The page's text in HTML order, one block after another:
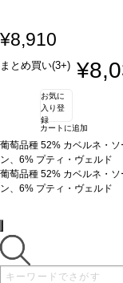
¥8,910
まとめ買い(3+)
お気に
入り登
録
カートに追加
葡萄品種 52% カベルネ・
ン、6% プティ・ヴェルド
葡萄品種 52% カベルネ・
ン、6% プティ・ヴェルド